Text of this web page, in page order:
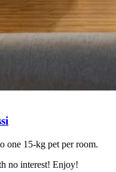
one 15-kg pet per room.
no interest! Enjoy!